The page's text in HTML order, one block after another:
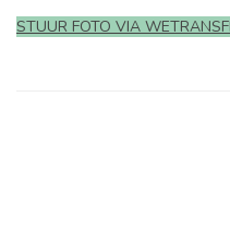
STUUR FOTO VIA